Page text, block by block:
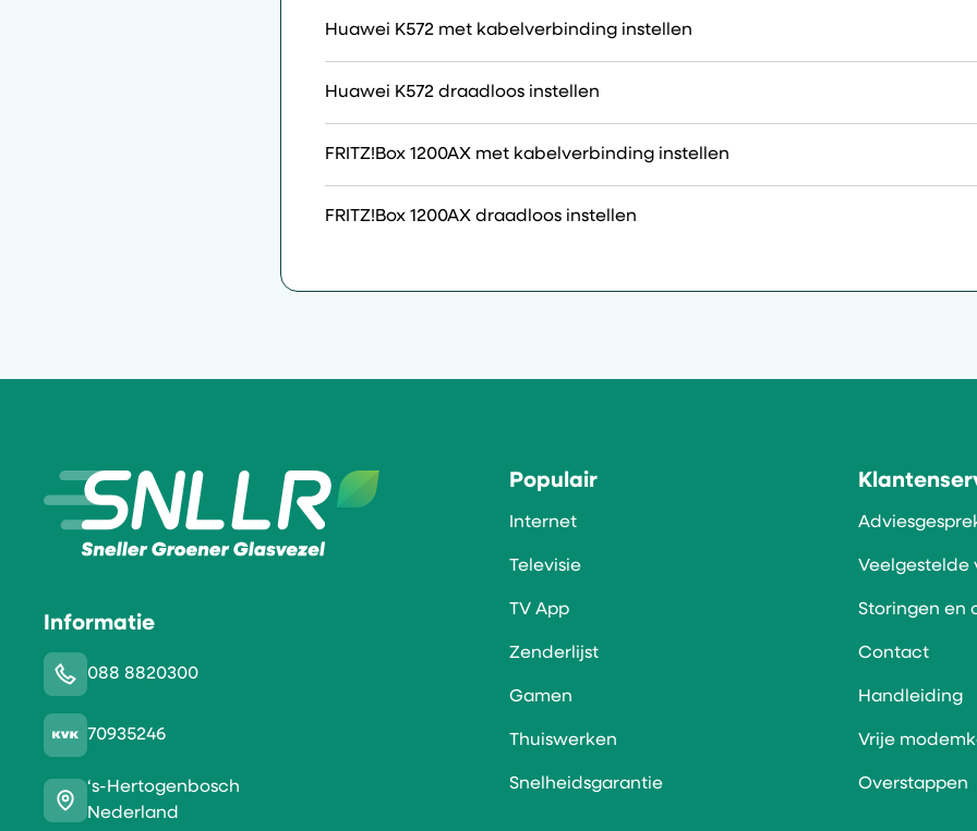
Huawei K572 met kabelverbinding instellen
Huawei K572 draadloos instellen
FRITZ!Box 1200AX met kabelverbinding instellen
FRITZ!Box 1200AX draadloos instellen
Informatie
088 8820300
70935246
‘s-Hertogenbosch
Nederland
Populair
Internet
Televisie
TV App
Zenderlijst
Gamen
Thuiswerken
Snelheidsgarantie
Veelgestelde
Storingen en
Contact
Handleiding
Vrije
Overstappen